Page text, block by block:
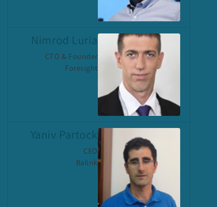
Nimrod Luria
CTO & Founder
Foresight
Yaniv Partock
CEO
Balink